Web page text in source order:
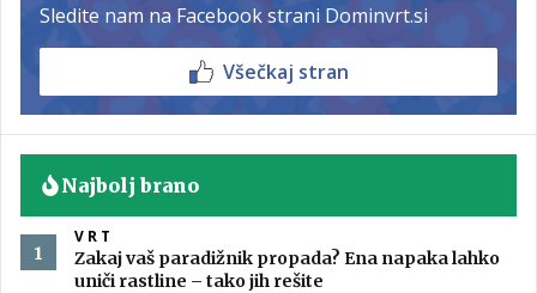
Sledite nam na Facebook strani Dominvrt.si
Všečkaj stran
Najbolj brano
VRT
Zakaj vaš paradižnik propada? Ena napaka lahko
uniči rastline – tako jih rešite